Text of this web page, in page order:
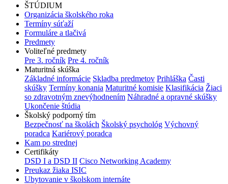
ŠTÚDIUM
Organizácia školského roka
Termíny súťaží
Formuláre a tlačivá
Predmety
Voliteľné predmety
Pre 3. ročník Pre 4. ročník
Maturitná skúška
Základné informácie Skladba predmetov Prihláška Časti
skúšky Termíny konania Maturitné komisie Klasifikácia Žiaci
so zdravotným znevýhodnením Náhradné a opravné skúšky
Ukončenie štúdia
Školský podporný tím
Bezpečnosť na školách Školský psychológ Výchovný
poradca Kariérový poradca
Kam po strednej
Certifikáty
DSD I a DSD II Cisco Networking Academy
Preukaz žiaka ISIC
Ubytovanie v školskom internáte